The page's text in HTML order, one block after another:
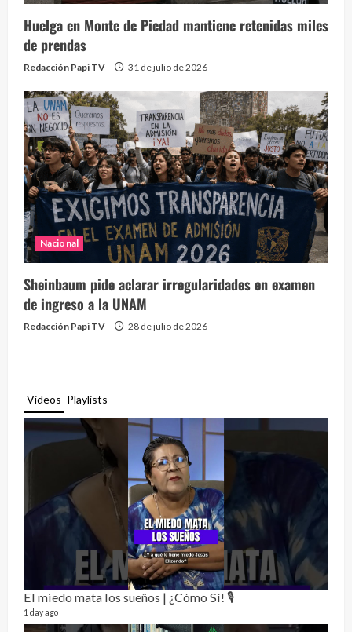
Huelga en Monte de Piedad mantiene retenidas miles
de prendas
Redacción Papi TV 31 de julio de 2026
Nacional
Sheinbaum pide aclarar irregularidades en examen
de ingreso a la UNAM
Redacción Papi TV 28 de julio de 2026
Videos Playlists
El miedo mata los sueños | ¿Cómo Sí! 🎙️
1 day ago